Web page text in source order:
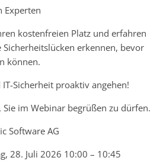
Experten
kostenfreien Platz und erfahren
Sicherheitslücken erkennen, bevor
können.
Sicherheit proaktiv angehen!
im Webinar begrüßen zu dürfen.
Software AG
28. Juli 2026 10:00 – 10:45